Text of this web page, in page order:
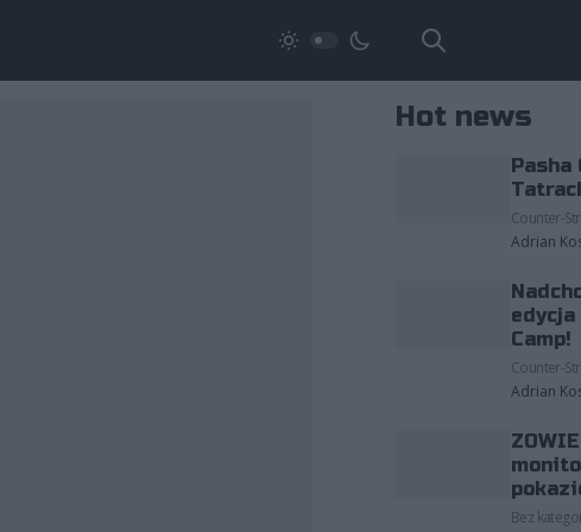
Hot news
Pasha
Counter-
Adrian
edycja
Camp!
Counter-
Adrian
Bez